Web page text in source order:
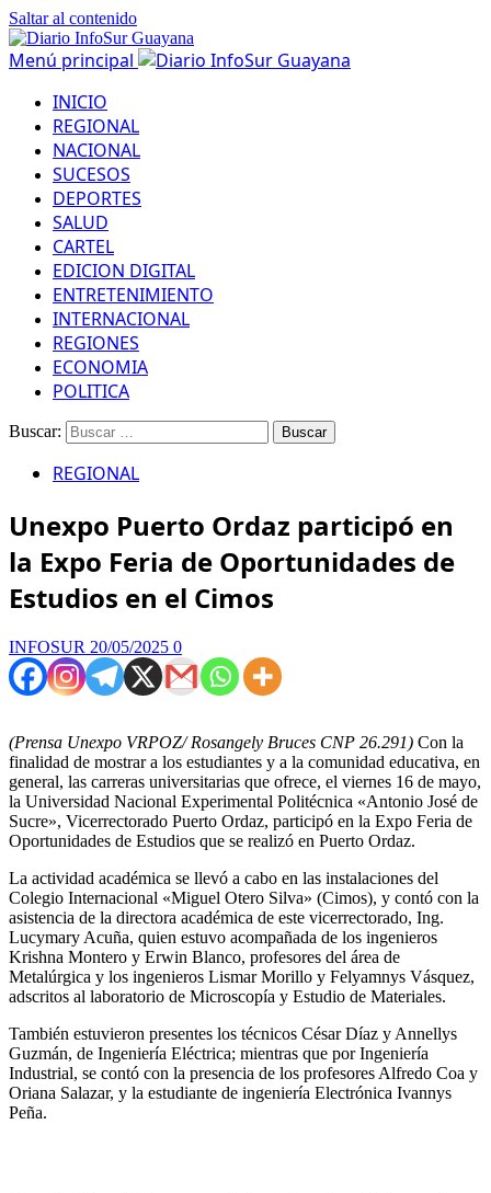
Saltar al contenido
Menú principal
INICIO
REGIONAL
NACIONAL
SUCESOS
DEPORTES
SALUD
CARTEL
EDICION DIGITAL
ENTRETENIMIENTO
INTERNACIONAL
REGIONES
ECONOMIA
POLITICA
Buscar:
REGIONAL
Unexpo Puerto Ordaz participó en
la Expo Feria de Oportunidades de
Estudios en el Cimos
INFOSUR 20/05/2025 0
(Prensa Unexpo VRPOZ/ Rosangely Bruces CNP 26.291) Con la
finalidad de mostrar a los estudiantes y a la comunidad educativa, en
general, las carreras universitarias que ofrece, el viernes 16 de mayo,
la Universidad Nacional Experimental Politécnica «Antonio José de
Sucre», Vicerrectorado Puerto Ordaz, participó en la Expo Feria de
Oportunidades de Estudios que se realizó en Puerto Ordaz.
La actividad académica se llevó a cabo en las instalaciones del
Colegio Internacional «Miguel Otero Silva» (Cimos), y contó con la
asistencia de la directora académica de este vicerrectorado, Ing.
Lucymary Acuña, quien estuvo acompañada de los ingenieros
Krishna Montero y Erwin Blanco, profesores del área de
Metalúrgica y los ingenieros Lismar Morillo y Felyamnys Vásquez,
adscritos al laboratorio de Microscopía y Estudio de Materiales.
También estuvieron presentes los técnicos César Díaz y Annellys
Guzmán, de Ingeniería Eléctrica; mientras que por Ingeniería
Industrial, se contó con la presencia de los profesores Alfredo Coa y
Oriana Salazar, y la estudiante de ingeniería Electrónica Ivannys
Peña.